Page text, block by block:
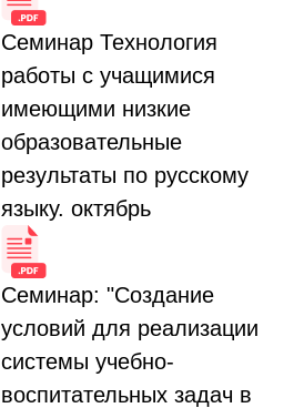
Семинар Технология
работы с учащимися
имеющими низкие
образовательные
результаты по русскому
языку. октябрь
Семинар: "Создание
условий для реализации
системы учебно-
воспитательных задач в